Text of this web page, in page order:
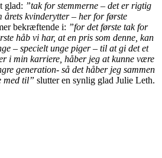
glad: ”tak for stemmerne – det er rigtig
årets kvinderytter – her for første
bekræftende i: ”for det første tak for
håb vi har, at en pris som denne, kan
– specielt unge piger – til at gi det et
i min karriere, håber jeg at kunne være
generation- så det håber jeg sammen
med til” slutter en synlig glad Julie Leth.